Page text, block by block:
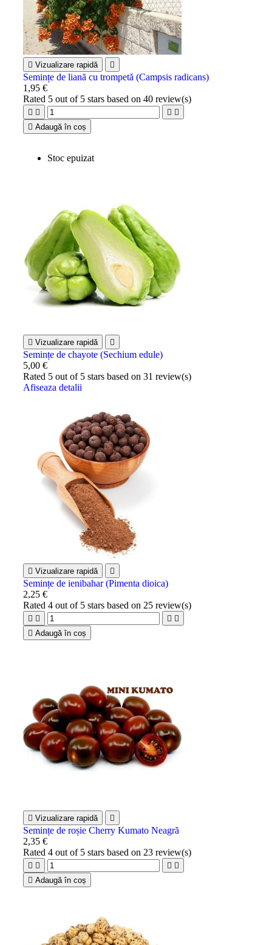
 Vizualizare rapidă 
Semințe de liană cu trompetă (Campsis radicans)
1,95 €
Rated 5 out of 5 stars based on40 review(s)
   
 Adaugă în coș
Stoc epuizat
 Vizualizare rapidă 
Semințe de chayote (Sechium edule)
5,00 €
Rated 5 out of 5 stars based on31 review(s)
Afiseaza detalii
 Vizualizare rapidă 
Semințe de ienibahar (Pimenta dioica)
2,25 €
Rated4 out of 5 stars based on 25 review(s)
   
 Adaugă în coș
 Vizualizare rapidă 
Semințe de roșie Cherry Kumato Neagră
2,35 €
Rated4 out of 5 stars based on 23 review(s)
   
 Adaugă în coș